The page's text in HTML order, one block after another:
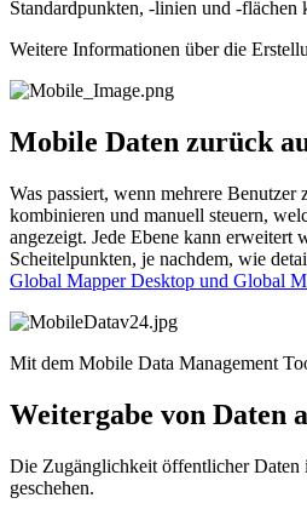
Standardpunkten, -linien und -flächen
Weitere Informationen über die
Mobile Daten zurück
Was passiert, wenn mehrere
kombinieren und manuell steuern,
angezeigt. Jede Ebene kann erweitert
Scheitelpunkten, je nachdem, wie
Global Mapper Desktop und Global
Mit dem Mobile Data Management
Weitergabe von Daten
Die Zugänglichkeit öffentlicher Daten
geschehen.